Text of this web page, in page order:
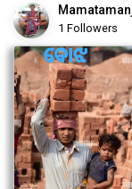
1 Followers